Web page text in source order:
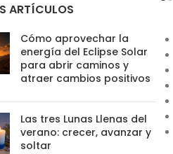
ARTÍCULOS
Cómo aprovechar la
energía del Eclipse Solar
para abrir caminos y
atraer cambios positivos
Las tres Lunas Llenas del
verano: crecer, avanzar y
soltar